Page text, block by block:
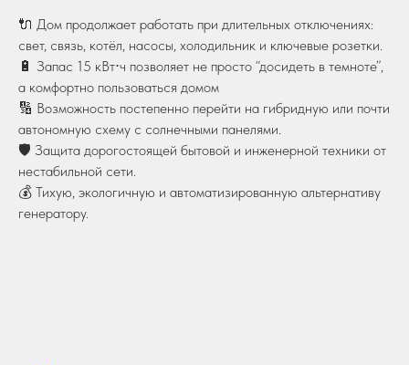
🔌 Дом продолжает работать при длительных отключениях:
свет, связь, котёл, насосы, холодильник и ключевые розетки.
🔋 Запас 15 кВт⋅ч позволяет не просто “досидеть в темноте”,
а комфортно пользоваться домом
🔢 Возможность постепенно перейти на гибридную или почти
автономную схему с солнечными панелями.
🛡 Защита дорогостоящей бытовой и инженерной техники от
нестабильной сети.
💰 Тихую, экологичную и автоматизированную альтернативу
генератору.